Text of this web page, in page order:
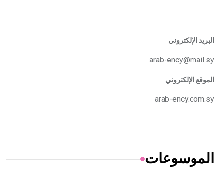
البريد الإلكتروني
arab-ency@mail.sy
الموقع الإلكتروني
arab-ency.com.sy
الموسوعات